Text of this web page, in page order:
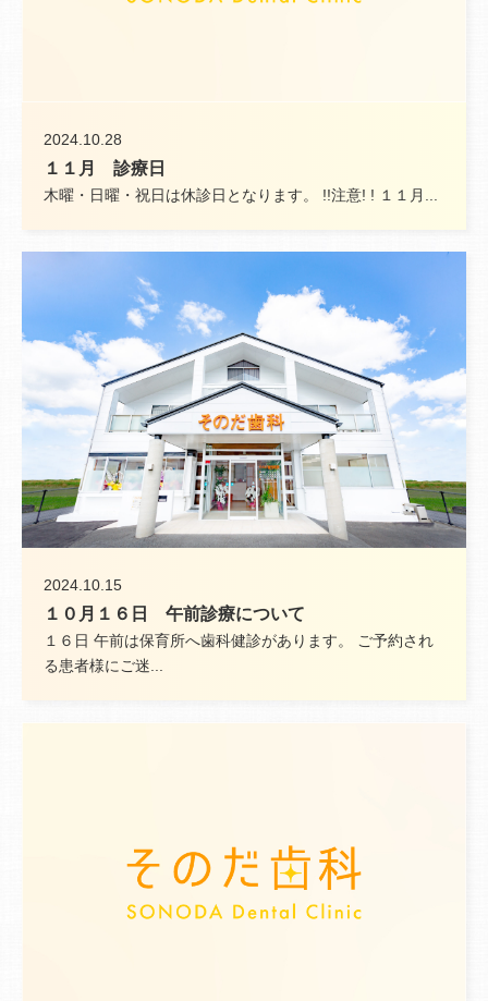
2024.10.28
１１月 診療日
木曜・日曜・祝日は休診日となります。 !!注意! ! １１月...
2024.10.15
１０月１６日 午前診療について
１６日 午前は保育所へ歯科健診があります。 ご予約され
る患者様にご迷...